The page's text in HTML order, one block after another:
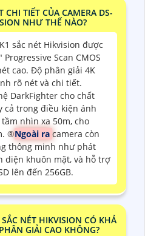
CHI TIẾT CỦA CAMERA DS-
NHƯ THẾ NÀO?
sắc nét Hikvision được
Scan CMOS
cao. Độ phân giải 4K
rõ nét và chi tiết.
DarkFighter cho chất
cả trong điều kiện ánh
nhìn xa 50m, cho
®️Ngoài ra camera còn
thông minh như phát
diện khuôn mặt, và hỗ trợ
lên đến 256GB.
NÉT HIKVISION CÓ KHẢ
GIẢI CAO KHÔNG?